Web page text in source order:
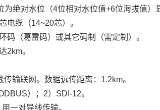
绝对水位（4位相对水位值+6位海拔值）
电缆（14~20芯）。
（葛雷码）或其它码制（需定制）。
2km。
输联网。数据远传距离：1.2km。
）；2）SDI-12。
一对导线传输。